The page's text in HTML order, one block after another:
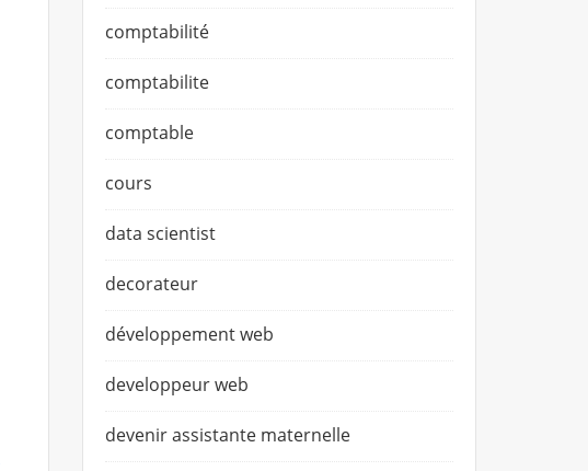
comptabilité
comptabilite
comptable
cours
data scientist
decorateur
développement web
developpeur web
devenir assistante maternelle